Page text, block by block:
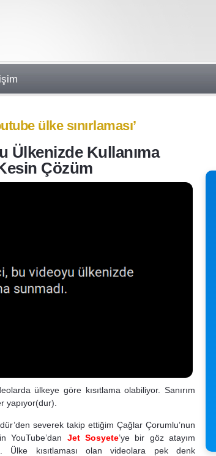
ülke sınırlaması’
Ülkenizde Kullanıma
Çözüm
ülkeye göre kısıtlama olabiliyor. Sanırım
yapıyor(dur).
severek takip ettiğim Çağlar Çorumlu’nun
YouTube’dan Jet Sosyete’ye bir göz atayım
Ülke kısıtlaması olan videolara pek denk